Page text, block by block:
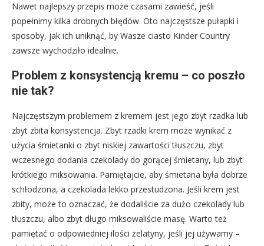
Nawet najlepszy przepis może czasami zawieść, jeśli
popełnimy kilka drobnych błędów. Oto najczęstsze pułapki i
sposoby, jak ich uniknąć, by Wasze ciasto Kinder Country
zawsze wychodziło idealnie.
Problem z konsystencją kremu – co poszło
nie tak?
Najczęstszym problemem z kremem jest jego zbyt rzadka lub
zbyt zbita konsystencja. Zbyt rzadki krem może wynikać z
użycia śmietanki o zbyt niskiej zawartości tłuszczu, zbyt
wczesnego dodania czekolady do gorącej śmietany, lub zbyt
krótkiego miksowania. Pamiętajcie, aby śmietana była dobrze
schłodzona, a czekolada lekko przestudzona. Jeśli krem jest
zbity, może to oznaczać, że dodaliście za dużo czekolady lub
tłuszczu, albo zbyt długo miksowaliście masę. Warto też
pamiętać o odpowiedniej ilości żelatyny, jeśli jej używamy –